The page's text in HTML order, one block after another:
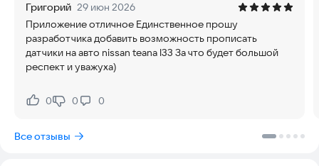
индикатор CK SUSP на панели приборов
- монитор параметров подвески: "VHCL HT INTLZ STA",
"VHCL HT INIT SLCT", "VHCL HEIGHT SEN", "VHCL HT CNVSN
VL", "HGT FIX TIME", "VHCL HGT INIT VAL", "COMPRESSOR",
"EXH SOLENOID"
Управление блоком комфорта для автомобилей Infiniti
QX56/QX80 (код кузова Z62) и Nissan Patrol(код кузова Y62):
Григорий 29 июн 2026
Приложение отличное Единственное прошу
разработчика добавить возможность прописать
датчики на авто nissan teana l33 За что будет большой
респект и уважуха)
Нравится:
0Не нравится:
0 0
Все отзывы